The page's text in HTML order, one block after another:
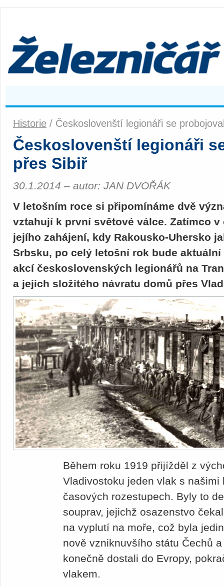
Historie / Českoslovenští legionáři se
Českoslovenští legionáři
přes Sibiř
30.1.2014 – autor: JAN DVOŘÁK
V letošním roce si připomínáme dvě
vztahují k první světové válce. Zatímco
jejího zahájení, kdy Rakousko-Uhersko
Srbsku, po celý letošní rok bude
akcí československých legionářů na
a jejich složitého návratu domů přes
Během roku 1919 přijížděl z
Vladivostoku jeden vlak s
časových rozestupech. Byly to
souprav, jejichž osazenstvo
na vyplutí na moře, což byla
nově vzniknuvšího státu Čechů
konečně dostali do Evropy,
vlakem.